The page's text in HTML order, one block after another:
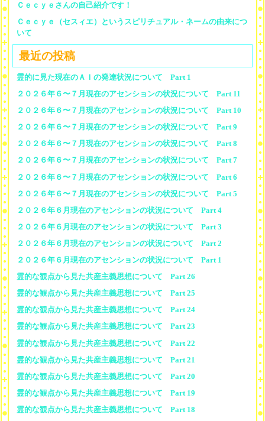
Ｃｅｃｙｅさんの自己紹介です！
Ｃｅｃｙｅ（セスィエ）というスピリチュアル・ネームの由来につ
いて
最近の投稿
霊的に見た現在のＡＩの発達状況について Part 1
２０２６年６〜７月現在のアセンションの状況について Part 11
２０２６年６〜７月現在のアセンションの状況について Part 10
２０２６年６〜７月現在のアセンションの状況について Part 9
２０２６年６〜７月現在のアセンションの状況について Part 8
２０２６年６〜７月現在のアセンションの状況について Part 7
２０２６年６〜７月現在のアセンションの状況について Part 6
２０２６年６〜７月現在のアセンションの状況について Part 5
２０２６年６月現在のアセンションの状況について Part 4
２０２６年６月現在のアセンションの状況について Part 3
２０２６年６月現在のアセンションの状況について Part 2
２０２６年６月現在のアセンションの状況について Part 1
霊的な観点から見た共産主義思想について Part 26
霊的な観点から見た共産主義思想について Part 25
霊的な観点から見た共産主義思想について Part 24
霊的な観点から見た共産主義思想について Part 23
霊的な観点から見た共産主義思想について Part 22
霊的な観点から見た共産主義思想について Part 21
霊的な観点から見た共産主義思想について Part 20
霊的な観点から見た共産主義思想について Part 19
霊的な観点から見た共産主義思想について Part 18